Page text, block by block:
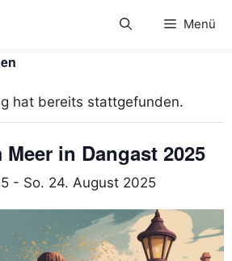
Menü
hat bereits stattgefunden.
in Dangast 2025
- So. 24. August 2025